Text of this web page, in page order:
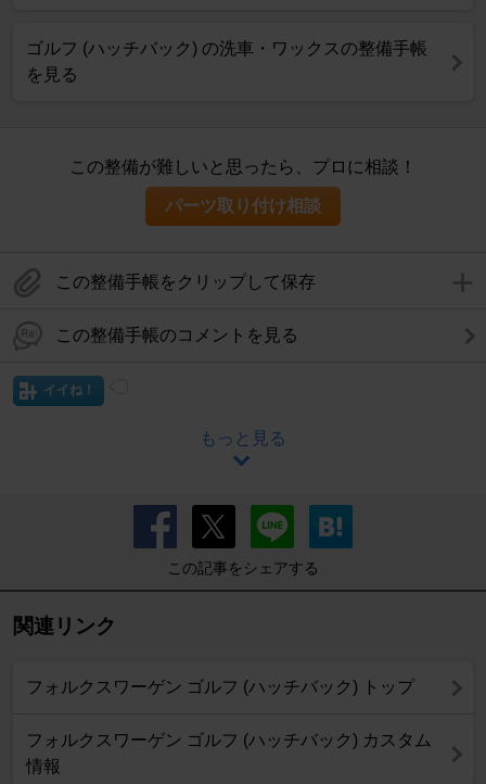
ゴルフ (ハッチバック) の洗車・ワックスの整備手帳
を見る
この整備が難しいと思ったら、プロに相談！
パーツ取り付け相談
この整備手帳をクリップして保存
この整備手帳のコメントを見る
イイね！
もっと見る
この記事をシェアする
関連リンク
フォルクスワーゲン ゴルフ (ハッチバック) トップ
フォルクスワーゲン ゴルフ (ハッチバック) カスタム
情報